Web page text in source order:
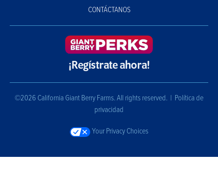
CONTÁCTANOS
¡Regístrate ahora!
©2026 California Giant Berry Farms. All rights reserved. | Política de
privacidad
Your Privacy Choices